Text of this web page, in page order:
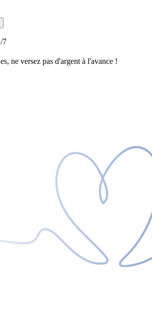
7
ne versez pas d'argent à l'avance !